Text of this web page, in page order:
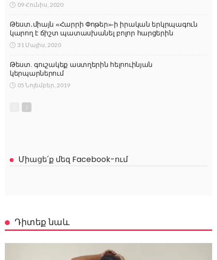
09 Հունիս, 2020
Թեստ․միայն «Հարրի Փոթեր»-ի իրական երկրպագուն
կարող է ճիշտ պատասխանել բոլոր հարցերին
31 Մայիս, 2020
Թեստ. գուշակեք աստղերին հելոուինյան
կերպարներում
05 Նոյեմբեր, 2019
Միացե՛ք մեզ Facebook-ում
Դիտեք նաև